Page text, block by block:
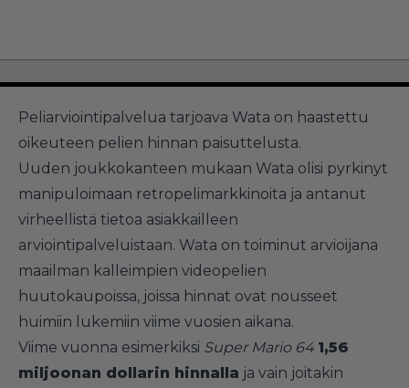
Peliarviointipalvelua tarjoava Wata on haastettu
oikeuteen pelien hinnan paisuttelusta.
Uuden joukkokanteen mukaan Wata olisi pyrkinyt
manipuloimaan retropelimarkkinoita ja antanut
virheellistä tietoa asiakkailleen
arviointipalveluistaan. Wata on toiminut arvioijana
maailman kalleimpien videopelien
huutokaupoissa, joissa hinnat ovat nousseet
huimiin lukemiin viime vuosien aikana.
Viime vuonna esimerkiksi Super Mario 64 1,56
miljoonan dollarin hinnalla ja vain joitakin